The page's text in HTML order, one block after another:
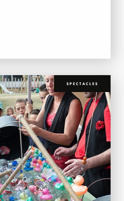
SPECTACLES